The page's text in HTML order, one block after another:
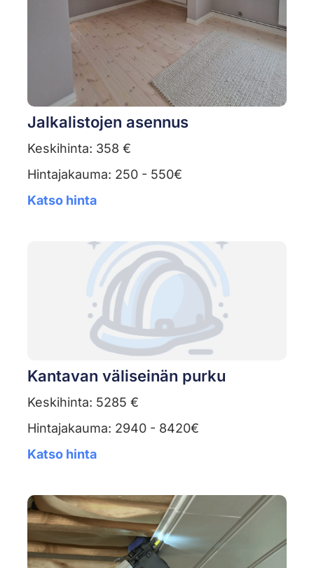
Jalkalistojen asennus
Keskihinta: 358 €
Hintajakauma: 250 - 550€
Katso hinta
Kantavan väliseinän purku
Keskihinta: 5285 €
Hintajakauma: 2940 - 8420€
Katso hinta